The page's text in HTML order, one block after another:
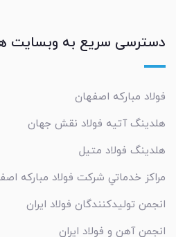
دسترسی سریع به وبسایت
فولاد مبارکه اصفهان
هلدینگ آتیه فولاد نقش جهان
هلدینگ فولاد متیل
مراکز خدماتي شرکت فولاد مبارکه
انجمن تولیدکنندگان فولاد ایران
انجمن آهن و فولاد ایران